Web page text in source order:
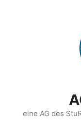
eine AG des